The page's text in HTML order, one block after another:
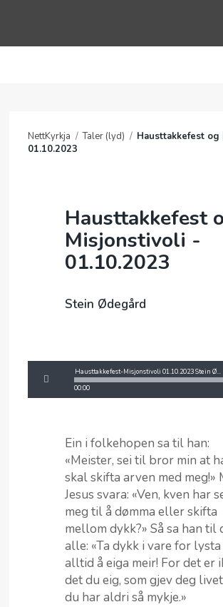
BLI MED
KALENDER
NETTKYRKJA
NettKyrkja / Taler (lyd) / Hausttakkefest
01.10.2023
Hausttakkefest
Misjonstivoli -
01.10.2023
Stein Ødegård
00:00
Hausttakkefest-Misjonstivoli 01.10.2023 Stein Ødegård.mp3
Ein i folkehopen sa til han:
«Meister, sei til bror min at
skal skifta arven med meg!»
Jesus svara: «Ven, kven har
meg til å dømma eller skifta
mellom dykk?» Så sa han til
alle: «Ta dykk i vare for
alltid å eiga meir! For det er
det du eig, som gjev deg
du har aldri så mykje.»